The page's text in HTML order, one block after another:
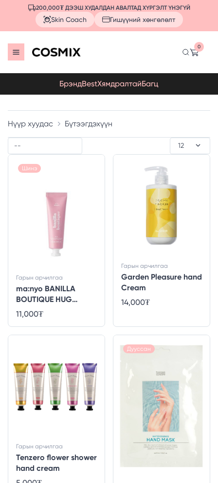
200,000₮ ДЭЭШ ХУДАЛДАН АВАЛТАД ХҮРГЭЛТ ҮНЭГҮЙ
Skin Coach Гишүүний хөнгөлөлт
0
БрэндBestХямдралтайБагц
Нүүр хуудас Бүтээгдэхүүн
Шинэ
ma:nyo BANILLA
BOUTIQUE HUG
PERFUME HAND
CREAM
Гарын арчилгаа
11,000₮
Garden Pleasure hand
Cream
Гарын арчилгаа
14,000₮
Tenzero flower shower
hand cream
Гарын арчилгаа
Дууссан